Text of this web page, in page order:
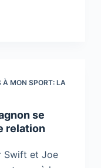
À MON SPORT: LA
se
relation
Swift et Joe